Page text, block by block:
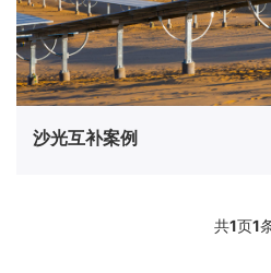
沙光互补案例
共1页1